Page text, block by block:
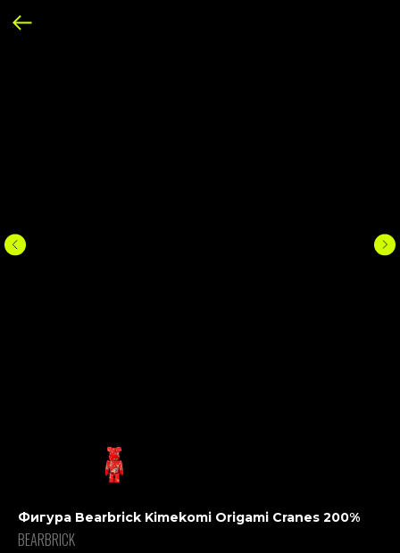
Фигура Bearbrick Kimekomi Origami Cranes 200%
BEARBRICK